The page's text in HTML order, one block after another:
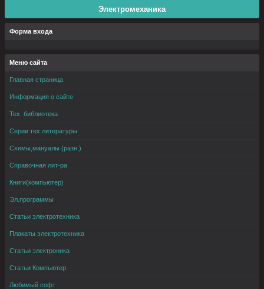
Электромеханика
Форма входа
Меню сайта
Главная страница
Информация о сайте
Тех. библиотека
Серии тех.литературы
Схемы,мануалы (разн.)
Справочная лит-ра
Книги(компьютер)
Эл.программы
Статьи электротехника
Плакаты электротехника
Статьи электроника
Статьи Компьютер
Любимый софт